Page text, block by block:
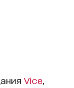
Vice